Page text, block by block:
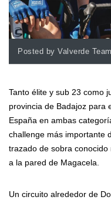
Posted by Valverde
Tanto élite y sub 23 como
provincia de Badajoz para
España en ambas
challenge más importante
trazado de sobra
a la pared de Magacela.
Un circuito alrededor de